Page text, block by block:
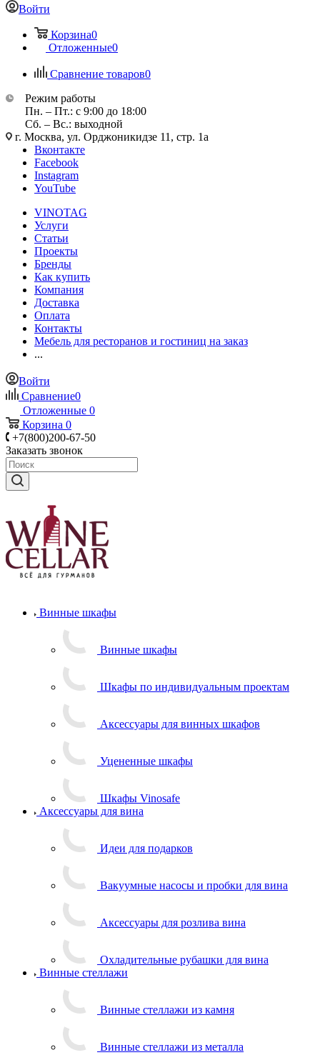
Войти
Корзина0
Отложенные0
Сравнение товаров0
Режим работы
Пн. – Пт.: с 9:00 до 18:00
Сб. – Вс.: выходной
г. Москва, ул. Орджоникидзе 11, стр. 1а
Вконтакте
Facebook
Instagram
YouTube
VINOTAG
Услуги
Статьи
Проекты
Бренды
Как купить
Компания
Доставка
Оплата
Контакты
Мебель для ресторанов и гостиниц на заказ
...
Войти
Сравнение0
Отложенные 0
Корзина 0
+7(800)200-67-50
Заказать звонок
Винные шкафы
Винные шкафы
Шкафы по индивидуальным проектам
Аксессуары для винных шкафов
Уцененные шкафы
Шкафы Vinosafe
Аксессуары для вина
Идеи для подарков
Вакуумные насосы и пробки для вина
Аксессуары для розлива вина
Охладительные рубашки для вина
Винные стеллажи
Винные стеллажи из камня
Винные стеллажи из металла